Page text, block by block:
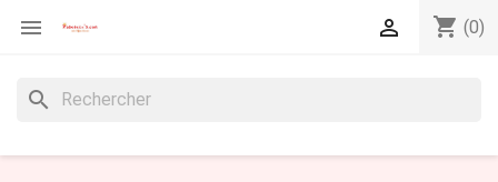
 shopping_cart (0)

search